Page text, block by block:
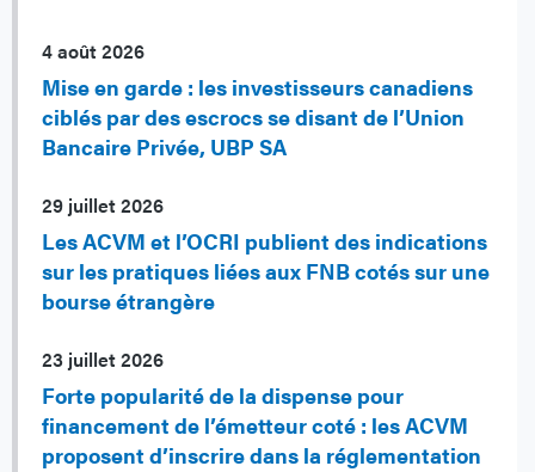
4 août 2026
Mise en garde : les investisseurs canadiens
ciblés par des escrocs se disant de l’Union
Bancaire Privée, UBP SA
29 juillet 2026
Les ACVM et l’OCRI publient des indications
sur les pratiques liées aux FNB cotés sur une
bourse étrangère
23 juillet 2026
Forte popularité de la dispense pour
financement de l’émetteur coté : les ACVM
proposent d’inscrire dans la réglementation